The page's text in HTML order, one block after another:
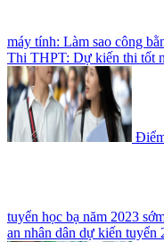
máy tính: Làm sao công
Thi THPT: Dự kiến thi tốt
tuyển học bạ năm 2023
an nhân dân dự kiến tuyển